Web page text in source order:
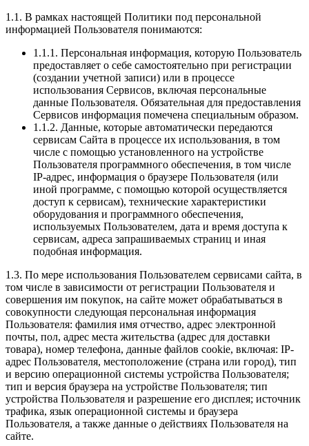
1.1. В рамках настоящей Политики под персональной
информацией Пользователя понимаются:
1.1.1. Персональная информация, которую Пользователь
предоставляет о себе самостоятельно при регистрации
(создании учетной записи) или в процессе
использования Сервисов, включая персональные
данные Пользователя. Обязательная для предоставления
Сервисов информация помечена специальным образом.
1.1.2. Данные, которые автоматически передаются
сервисам Сайта в процессе их использования, в том
числе с помощью установленного на устройстве
Пользователя программного обеспечения, в том числе
IP-адрес, информация о браузере Пользователя (или
иной программе, с помощью которой осуществляется
доступ к сервисам), технические характеристики
оборудования и программного обеспечения,
используемых Пользователем, дата и время доступа к
сервисам, адреса запрашиваемых страниц и иная
подобная информация.
1.3. По мере использования Пользователем сервисами сайта, в
том числе в зависимости от регистрации Пользователя и
совершения им покупок, на сайте может обрабатываться в
совокупности следующая персональная информация
Пользователя: фамилия имя отчество, адрес электронной
почты, пол, адрес места жительства (адрес для доставки
товара), номер телефона, данные файлов cookie, включая: IP-
адрес Пользователя, местоположение (страна или город), тип
и версию операционной системы устройства Пользователя;
тип и версия браузера на устройстве Пользователя; тип
устройства Пользователя и разрешение его дисплея; источник
трафика, язык операционной системы и браузера
Пользователя, а также данные о действиях Пользователя на
сайте.